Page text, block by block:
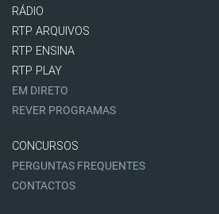
RÁDIO
RTP ARQUIVOS
RTP ENSINA
RTP PLAY
EM DIRETO
REVER PROGRAMAS
CONCURSOS
PERGUNTAS FREQUENTES
CONTACTOS